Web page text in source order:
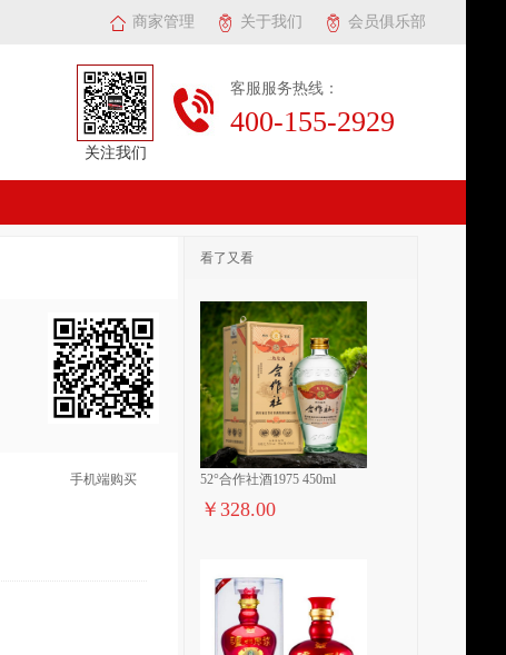
商家管理 关于我们 会员俱乐部
客服服务热线：
400-155-2929
关注我们
手机端购买
看了又看
52°合作社酒1975 450ml
￥328.00